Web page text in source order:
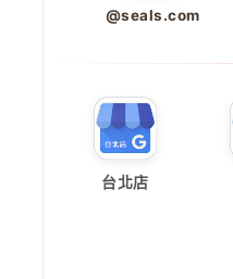
@seals.com
台北店